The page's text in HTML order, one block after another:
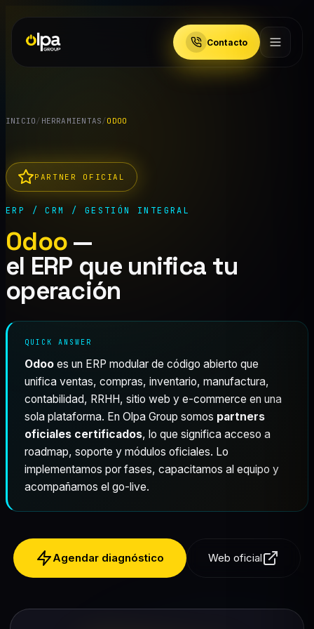
Contacto
INICIO/ HERRAMIENTAS/ODOO
PARTNER OFICIAL
ERP / CRM / GESTIÓN INTEGRAL
Odoo —
el ERP que unifica tu
operación
QUICK ANSWER
Odoo es un ERP modular de código abierto que
unifica ventas, compras, inventario, manufactura,
contabilidad, RRHH, sitio web y e-commerce en una
sola plataforma. En Olpa Group somos partners
oficiales certificados, lo que significa acceso a
roadmap, soporte y módulos oficiales. Lo
implementamos por fases, capacitamos al equipo y
acompañamos el go-live.
Agendar diagnóstico Web oficial